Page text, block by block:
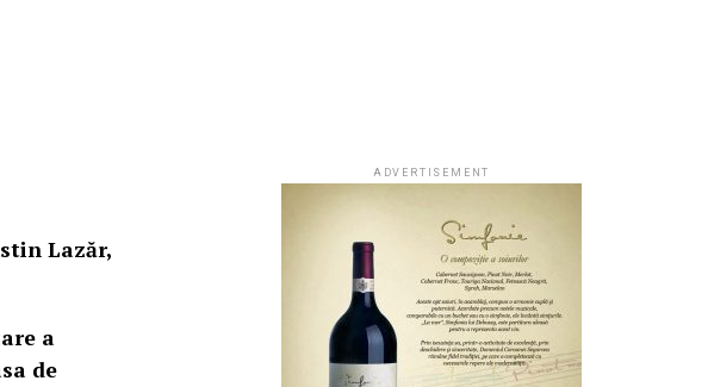
Lazăr,
a
de
ADVERTISEMENT